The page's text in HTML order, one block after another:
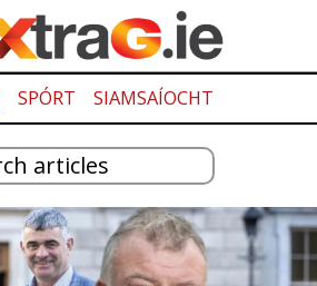
SPÓRT SIAMSAÍOCHT